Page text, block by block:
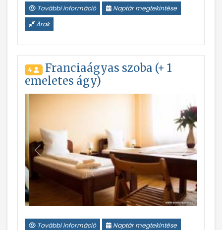
További információ
Naptár megtekintése
Árak
4
Franciaágyas szoba (+ 1
emeletes ágy)
Vissza
További információ
Naptár megtekintése